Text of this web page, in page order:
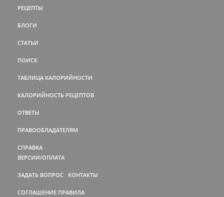
РЕЦЕПТЫ
БЛОГИ
СТАТЬИ
ПОИСК
ТАБЛИЦА КАЛОРИЙНОСТИ
КАЛОРИЙНОСТЬ РЕЦЕПТОВ
ОТВЕТЫ
ПРАВООБЛАДАТЕЛЯМ
СПРАВКА
ВЕРСИИ/ОПЛАТА
ЗАДАТЬ ВОПРОС КОНТАКТЫ
СОГЛАШЕНИЕ ПРАВИЛА